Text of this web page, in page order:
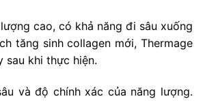
cao, có khả năng đi sâu xuống
tăng sinh collagen mới, Thermage
sau khi thực hiện.
và độ chính xác của năng lượng.